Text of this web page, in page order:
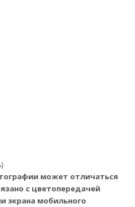
может отличаться
с цветопередачей
экрана мобильного